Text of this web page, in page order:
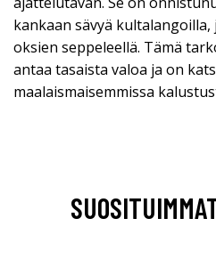
kankaan sävyä
oksien seppeleellä. Tämä
antaa tasaista valoa ja on
maalaismaisemmissa